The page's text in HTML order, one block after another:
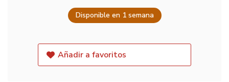
Disponible en 1 semana
Añadir a favoritos